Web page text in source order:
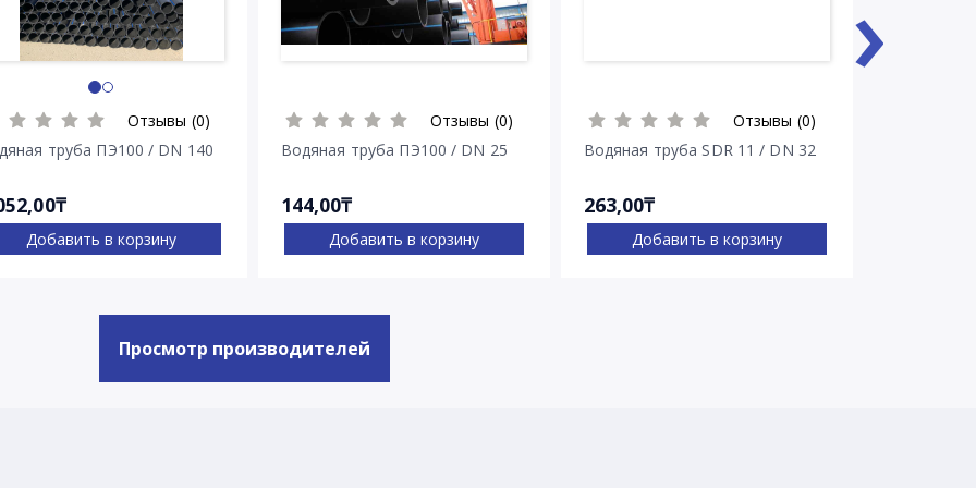
Отзывы (0)
труба ПЭ100 / DN 140
Добавить в корзину
Отзывы (0)
Водяная труба ПЭ100 / DN 25
144,00₸
Добавить в корзину
Отзывы (0)
Водяная труба SDR 11 / DN 32
263,00₸
Добавить в корзину
›
Просмотр производителей